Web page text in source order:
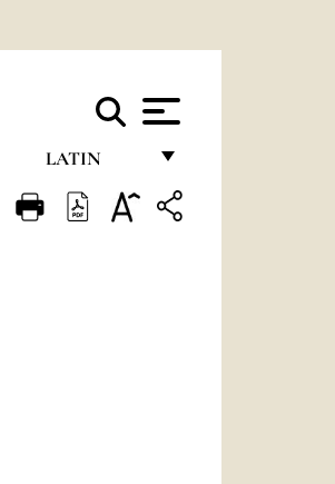
LATIN
FRANÇAIS